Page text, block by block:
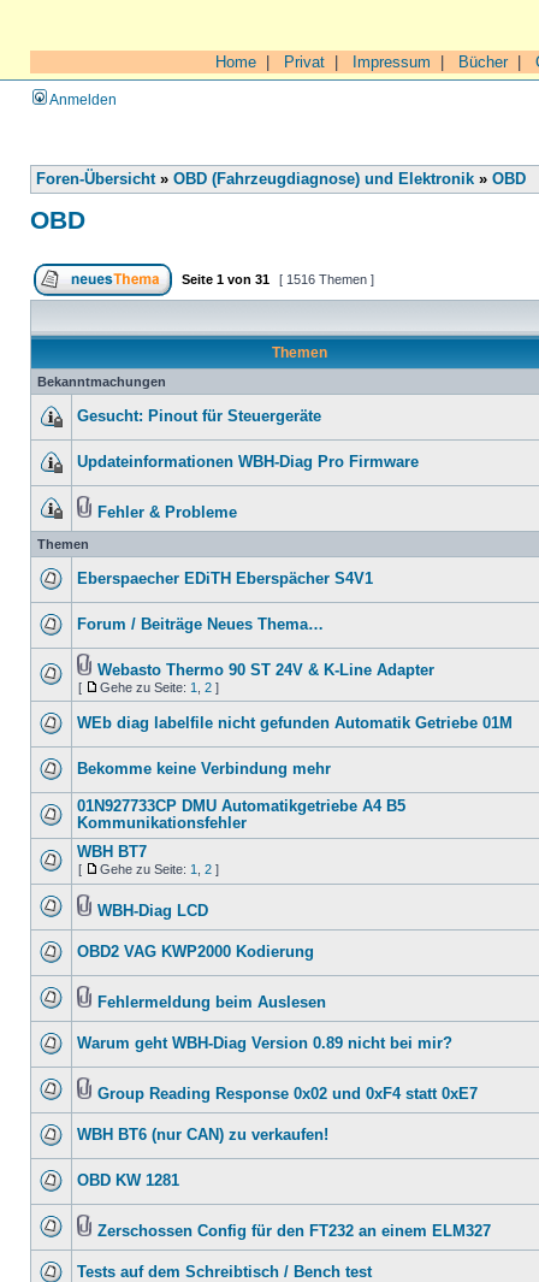
Home Privat Impressum Bücher|
Anmelden
Foren-Übersicht» OBD (Fahrzeugdiagnose) und Elektronik » OBD
OBD
Seite 1 von 31 [ 1516 Themen ]
Themen
Bekanntmachungen
Gesucht: Pinout für Steuergeräte
Updateinformationen WBH-Diag Pro Firmware
Fehler & Probleme
Themen
Eberspaecher EDiTH Eberspächer S4V1
Forum / Beiträge Neues Thema…
Webasto Thermo 90 ST 24V & K-Line Adapter
[ Gehe zu Seite: 1 2 ]
WEb diag labelfile nicht gefunden Automatik Getriebe 01M
Bekomme keine Verbindung mehr
01N927733CP DMU Automatikgetriebe A4 B5
Kommunikationsfehler
WBH BT7
[ Gehe zu Seite: 1 2 ]
WBH-Diag LCD
OBD2 VAG KWP2000 Kodierung
Fehlermeldung beim Auslesen
Warum geht WBH-Diag Version 0.89 nicht bei mir?
Group Reading Response 0x02 und 0xF4 statt 0xE7
WBH BT6 (nur CAN) zu verkaufen!
OBD KW 1281
Zerschossen Config für den FT232 an einem ELM327
Tests auf dem Schreibtisch / Bench test